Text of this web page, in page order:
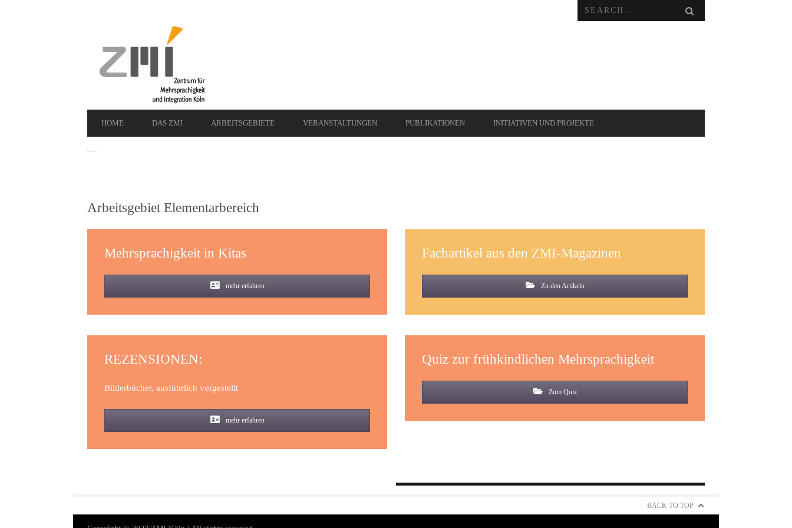
Navigation
HOME DAS ZMI ARBEITSGEBIETE VERANSTALTUNGEN PUBLIKATIONEN INITIATIVEN UND PROJEKTE
Arbeitsgebiet Elementarbereich
Mehrsprachigkeit in Kitas
mehr erfahren
Fachartikel aus den ZMI-Magazinen
Zu den Artikeln
REZENSIONEN:
Bilderbücher, ausführlich vorgestellt
mehr erfahren
Quiz zur frühkindlichen Mehrsprachigkeit
Zum Quiz
BACK TO TOP